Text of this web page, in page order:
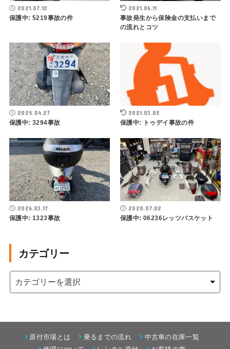
2021.07.12
保護中: 5219事故の件
2021.06.11
事故発生から保険金の支払いまで
の流れとコツ
2025.04.27
保護中: 3294事故
2021.03.02
保護中: トゥデイ事故の件
2026.03.17
保護中: 1323事故
2020.07.02
保護中: 06236レッツバスケット
カテゴリー
原付市場とは 乗るまでの流れ
中古車の在庫一覧